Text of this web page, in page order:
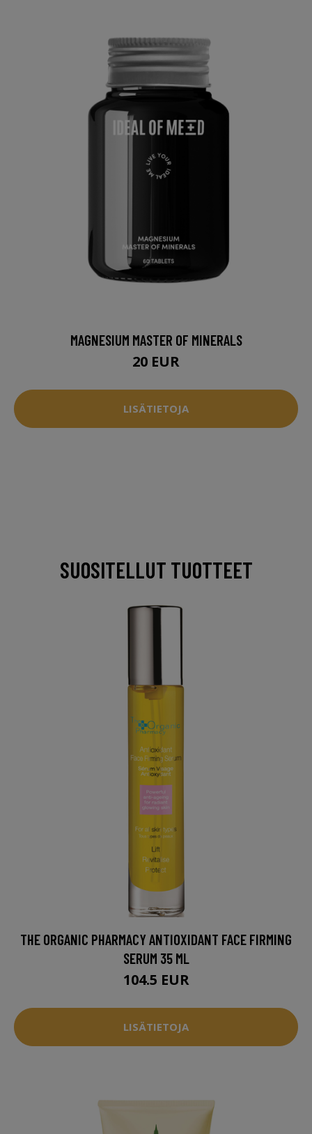
MAGNESIUM MASTER OF MINERALS
20 EUR
LISÄTIETOJA
SUOSITELLUT TUOTTEET
THE ORGANIC PHARMACY ANTIOXIDANT FACE FIRMING
SERUM 35 ML
104.5 EUR
LISÄTIETOJA